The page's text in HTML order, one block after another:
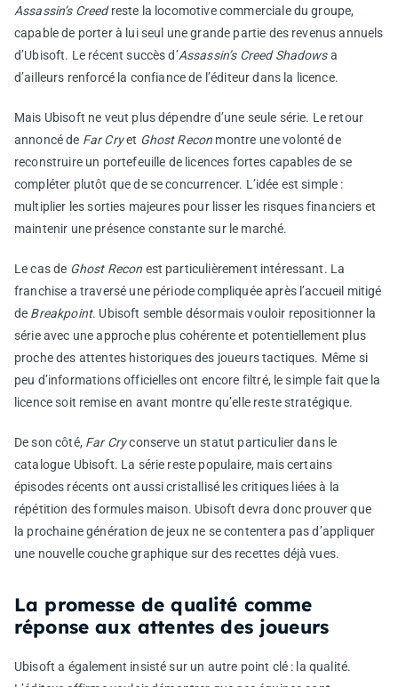
Assassin’s Creedreste la locomotive commerciale du groupe,
capable de porter à lui seul une grande partie des revenus annuels
d’Ubisoft. Le récent succès d’Assassin’s Creed Shadowsa
d’ailleurs renforcé la confiance de l’éditeur dans la licence.
Mais Ubisoft ne veut plus dépendre d’une seule série. Le retour
annoncé de Far Cryet Ghost Recon montre une volonté de
reconstruire un portefeuille de licences fortes capables de se
compléter plutôt que de se concurrencer. L’idée est simple :
multiplier les sorties majeures pour lisser les risques financiers et
maintenir une présence constante sur le marché.
Le cas de Ghost Recon est particulièrement intéressant. La
franchise a traversé une période compliquée après l’accueil mitigé
de Breakpoint. Ubisoft semble désormais vouloir repositionner la
série avec une approche plus cohérente et potentiellement plus
proche des attentes historiques des joueurs tactiques. Même si
peu d’informations officielles ont encore filtré, le simple fait que la
licence soit remise en avant montre qu’elle reste stratégique.
De son côté, Far Cryconserve un statut particulier dans le
catalogue Ubisoft. La série reste populaire, mais certains
épisodes récents ont aussi cristallisé les critiques liées à la
répétition des formules maison. Ubisoft devra donc prouver que
la prochaine génération de jeux ne se contentera pas d’appliquer
une nouvelle couche graphique sur des recettes déjà vues.
La promesse de qualité comme
réponse aux attentes des joueurs
Ubisoft a également insisté sur un autre point clé : la qualité.